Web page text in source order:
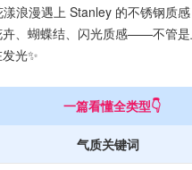
浪漫遇上 Stanley 的不锈钢质
、蝴蝶结、闪光质感——不管
光✨
一篇看懂全类型👇
气质关键词